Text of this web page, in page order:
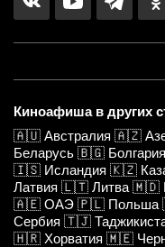
Киноафиша в других
🇦🇺 Австралия 🇦🇿
Беларусь 🇧🇬 Болгария
🇮🇸 Исландия 🇰🇿
Латвия 🇱🇹 Литва 🇲🇩
🇦🇪 ОАЭ 🇵🇱 Польша
Сербия 🇹🇯
🇭🇷 Хорватия 🇲🇪